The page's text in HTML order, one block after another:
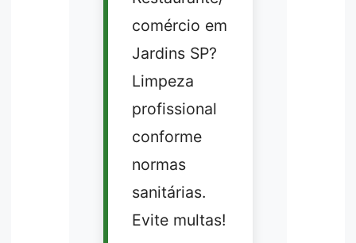
comércio em
Jardins SP?
Limpeza
profissional
conforme
normas
sanitárias.
Evite multas!